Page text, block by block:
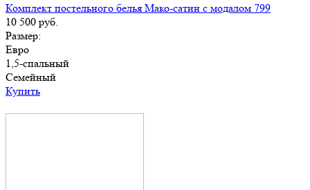
Комплект постельного белья Мако-сатин с модалом 799
10 500 руб.
Размер:
Евро
1,5-спальный
Семейный
Купить